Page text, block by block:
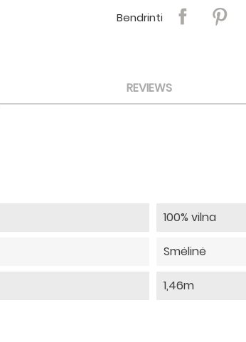
Bendrinti
REVIEWS
100% vilna
Smėlinė
1,46m